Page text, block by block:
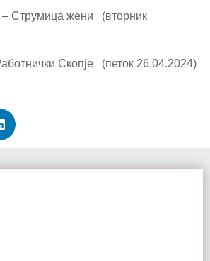
– Струмица жени (вторник
Скопје (петок 26.04.2024)